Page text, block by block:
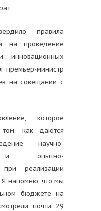
правила
на проведение
инновационных
премьер-министр
на совещании с
которое
как даются
научно-
и опытно-
при реализации
Я напомню, что мы
бюджете на
почти 29